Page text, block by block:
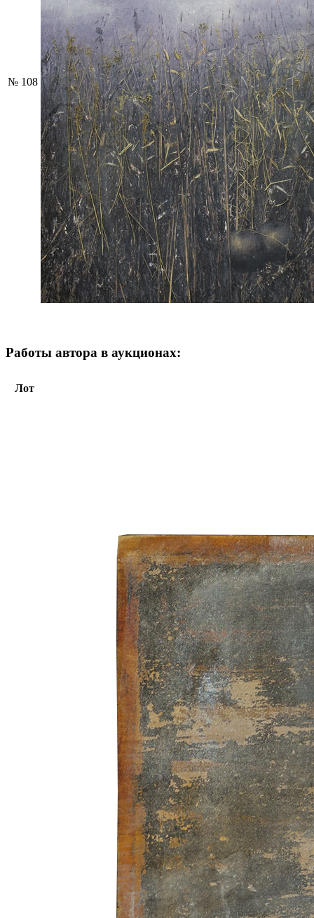
№ 108
Работы автора в аукционах:
Лот